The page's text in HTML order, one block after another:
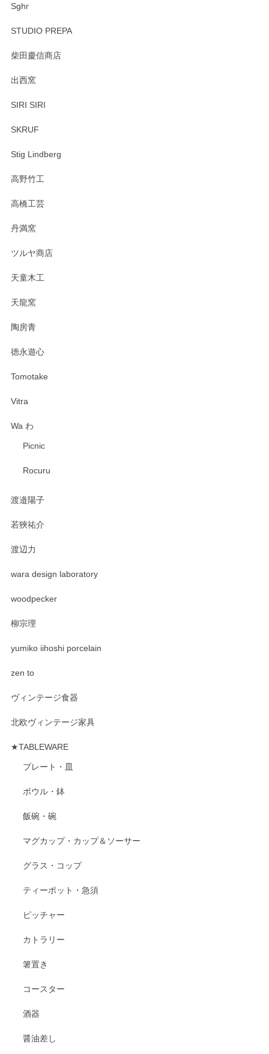
Sghr
STUDIO PREPA
柴田慶信商店
出西窯
SIRI SIRI
SKRUF
Stig Lindberg
高野竹工
高橋工芸
丹満窯
ツルヤ商店
天童木工
天龍窯
陶房青
徳永遊心
Tomotake
Vitra
Wa わ
Picnic
Rocuru
渡邉陽子
若狹祐介
渡辺力
wara design laboratory
woodpecker
柳宗理
yumiko iihoshi porcelain
zen to
ヴィンテージ食器
北欧ヴィンテージ家具
★TABLEWARE
プレート・皿
ボウル・鉢
飯碗・碗
マグカップ・カップ＆ソーサー
グラス・コップ
ティーポット・急須
ピッチャー
カトラリー
箸置き
コースター
酒器
醤油差し